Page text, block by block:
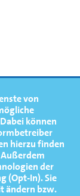
von
Dabei können
hierzu finden
der
(Opt-In). Sie
ändern bzw.